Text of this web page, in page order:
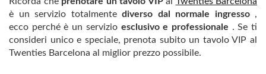
è un servizio totalmente diverso dal normale ingresso,
ecco perché è un servizio esclusivo e professionale . Se ti
consideri unico e speciale, prenota subito un tavolo VIP al
Twenties Barcelona al miglior prezzo possibile.